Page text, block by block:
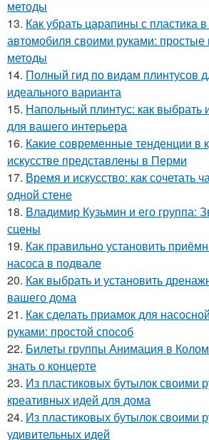
методы
13. Как убрать царапины с пластика
автомобиля своими руками:
методы
14. Полный гид по видам плинтусов
идеального варианта
15. Напольный плинтус: как выбрать
для вашего интерьера
16. Какие современные тенденции в
искусстве представлены в Перми
17. Время и искусство: как сочетать
одной стене
18. Владимир Кузьмин и его группа:
сцены
19. Как правильно установить
насоса в подвале
20. Как выбрать и установить
вашего дома
21. Как сделать приамок для
руками: простой способ
22. Билеты группы Анимация в
знать о концерте
23. Из пластиковых бутылок своими
креативных идей для дома
24. Из пластиковых бутылок своими
удивительных идей